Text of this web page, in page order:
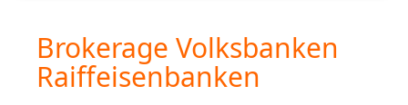
Brokerage Volksbanken
Raiffeisenbanken